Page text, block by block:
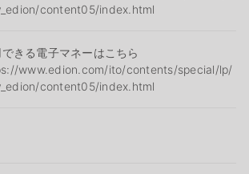
content05/index.html
きる電子マネーはこちら
www.edion.com/ito/contents/special/lp/
content05/index.html